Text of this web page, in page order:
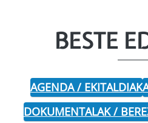
BESTE
AGENDA / EKITALDIAK
DOKUMENTALAK /